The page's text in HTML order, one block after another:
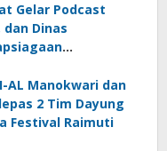
Gelar Podcast
dan Dinas
AL Manokwari dan
2 Tim Dayung
Festival Raimuti